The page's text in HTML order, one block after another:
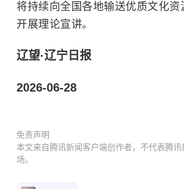
将持续向全国各地输送优质文化资
开展理论宣讲。
辽望·辽宁日报
2026-06-28
免责声明
本文来自腾讯新闻客户端创作者，不代表腾
场。